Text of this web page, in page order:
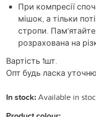
При компресії
мішок, а тільки
стропи.
розрахована на
Вартість 1шт.
Опт будь ласка
In stock:Available in